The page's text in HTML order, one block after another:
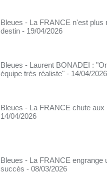
Bleues - La FRANCE n'est plus
destin - 19/04/2026
Bleues - Laurent BONADEI :
équipe très réaliste" - 14/04/2026
Bleues - La FRANCE chute aux
14/04/2026
Bleues - La FRANCE engrange
succès - 08/03/2026